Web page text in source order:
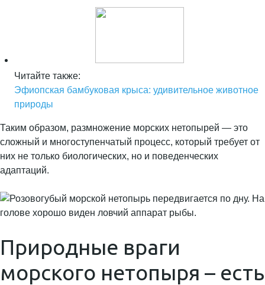
Читайте также:
Эфиопская бамбуковая крыса: удивительное животное
природы
Таким образом, размножение морских нетопырей — это
сложный и многоступенчатый процесс, который требует от
них не только биологических, но и поведенческих
адаптаций.
Природные враги
морского нетопыря – есть